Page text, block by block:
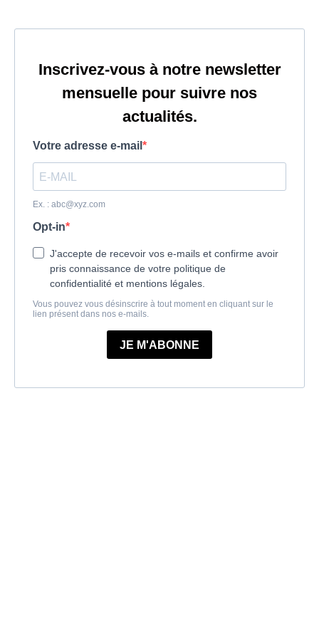
Inscrivez-vous à notre newsletter
mensuelle pour suivre nos
actualités.
Votre adresse e-mail
Ex. : abc@xyz.com
Opt-in
J'accepte de recevoir vos e-mails et confirme avoir
pris connaissance de votre politique de
confidentialité et mentions légales.
Vous pouvez vous désinscrire à tout moment en cliquant sur le
lien présent dans nos e-mails.
JE M'ABONNE